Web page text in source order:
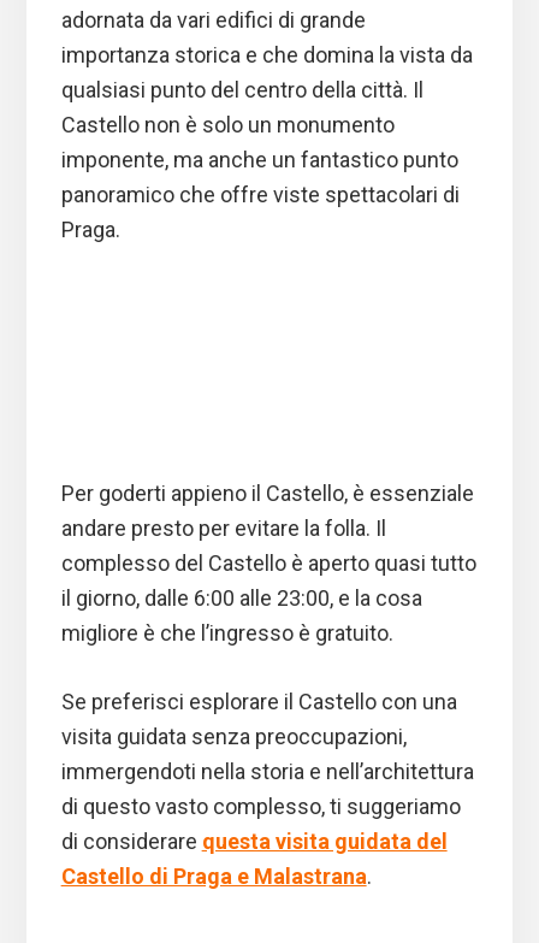
adornata da vari edifici di grande
importanza storica e che domina la vista da
qualsiasi punto del centro della città. Il
Castello non è solo un monumento
imponente, ma anche un fantastico punto
panoramico che offre viste spettacolari di
Praga.
Per goderti appieno il Castello, è essenziale
andare presto per evitare la folla. Il
complesso del Castello è aperto quasi tutto
il giorno, dalle 6:00 alle 23:00, e la cosa
migliore è che l’ingresso è gratuito.
Se preferisci esplorare il Castello con una
visita guidata senza preoccupazioni,
immergendoti nella storia e nell’architettura
di questo vasto complesso, ti suggeriamo
di considerare questa visita guidata del
Castello di Praga e Malastrana.